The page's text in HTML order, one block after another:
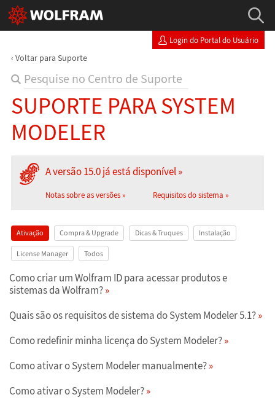
Login do Portal do Usuário
Voltar para Suporte
SUPORTE PARA SYSTEM
MODELER
A versão 15.0 já está disponível
Notas sobre as versões Requisitos do sistema
Ativação Compra & Upgrade Dicas & Truques Instalação
License Manager Todos
Como criar um Wolfram ID para acessar produtos e
sistemas da Wolfram?
Quais são os requisitos de sistema do System Modeler 5.1?
Como redefinir minha licença do System Modeler?
Como ativar o System Modeler manualmente?
Como ativar o System Modeler?